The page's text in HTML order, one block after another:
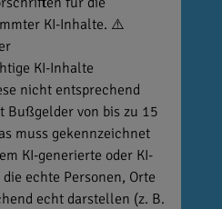
KI-Inhalte. ⚠️
KI-Inhalte
nicht entsprechend
Bußgelder von bis zu 15
muss gekennzeichnet
KI-generierte oder KI-
echte Personen, Orte
echt darstellen (z. B.